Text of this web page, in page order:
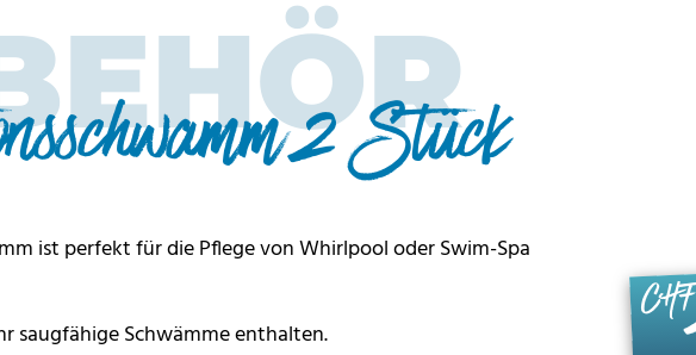
2 Stück
ist perfekt für die Pflege von Whirlpool oder Swim-Spa
saugfähige Schwämme enthalten.
CHF